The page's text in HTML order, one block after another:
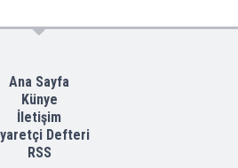
Ana Sayfa
Künye
İletişim
Defteri
RSS